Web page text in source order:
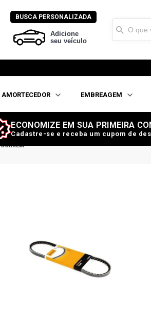
BUSCA PERSONALIZADA
Adicione
seu veículo
AMORTECEDOR EMBREAGEM
ECONOMIZE EM SUA PRIMEIRA
Cadastre-se e receba um cupom de
CORREIA